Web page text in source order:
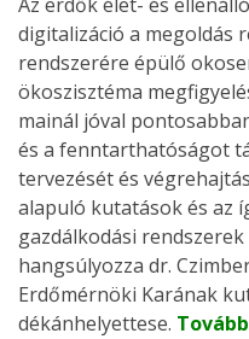
digitalizáció a megoldás
rendszerére épülő
ökoszisztéma
mainál jóval
és a fenntarthatóságot
tervezését és
alapuló kutatások és az
gazdálkodási
hangsúlyozza dr.
Erdőmérnöki Karának
dékánhelyettese.